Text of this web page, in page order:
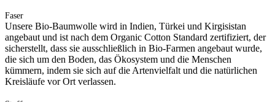
Faser
Unsere Bio-Baumwolle wird in Indien, Türkei und Kirgisistan
angebaut und ist nach dem Organic Cotton Standard zertifiziert, der
sicherstellt, dass sie ausschließlich in Bio-Farmen angebaut wurde,
die sich um den Boden, das Ökosystem und die Menschen
kümmern, indem sie sich auf die Artenvielfalt und die natürlichen
Kreisläufe vor Ort verlassen.